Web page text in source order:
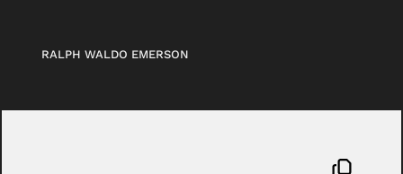
RALPH WALDO EMERSON